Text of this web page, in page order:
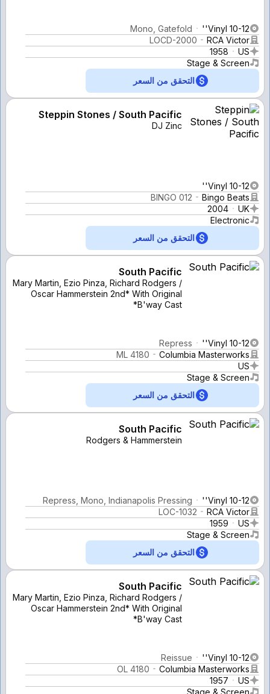
Vinyl 10-12''
Mono, Gatefold
RCA Victor
LOCD-2000
US
1958
Stage & Screen
التحقق من السعر
Steppin Stones / South Pacific
DJ Zinc
Vinyl 10-12''
Bingo Beats
BINGO 012
UK
2004
Electronic
التحقق من السعر
South Pacific
Mary Martin, Ezio Pinza, Richard Rodgers /
Oscar Hammerstein 2nd* With Original
B'way Cast*
Vinyl 10-12''
Repress
Columbia Masterworks
ML 4180
US
Stage & Screen
التحقق من السعر
South Pacific
Rodgers & Hammerstein
Vinyl 10-12''
Repress, Mono, Indianapolis Pressing
RCA Victor
LOC-1032
US
1959
Stage & Screen
التحقق من السعر
South Pacific
Mary Martin, Ezio Pinza, Richard Rodgers /
Oscar Hammerstein 2nd* With Original
B'way Cast*
Vinyl 10-12''
Reissue
Columbia Masterworks
OL 4180
US
1957
Stage & Screen